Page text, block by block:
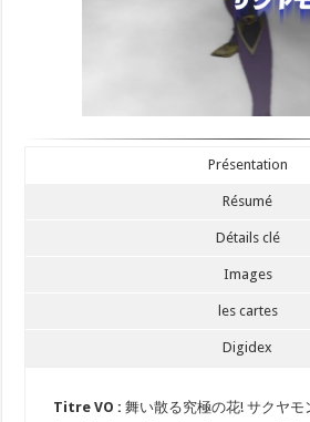
Présentation
Résumé
Détails clé
Images
les cartes
Digidex
Titre VO : 舞い散る究極の花! サクヤモ